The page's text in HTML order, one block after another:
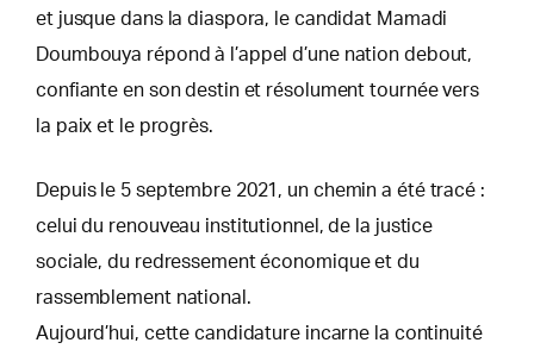
et jusque dans la diaspora, le candidat Mamadi
Doumbouya répond à l’appel d’une nation debout,
confiante en son destin et résolument tournée vers
la paix et le progrès.
Depuis le 5 septembre 2021, un chemin a été tracé :
celui du renouveau institutionnel, de la justice
sociale, du redressement économique et du
rassemblement national.
Aujourd’hui, cette candidature incarne la continuité